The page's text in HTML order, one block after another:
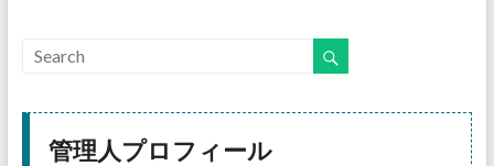
管理人プロフィール